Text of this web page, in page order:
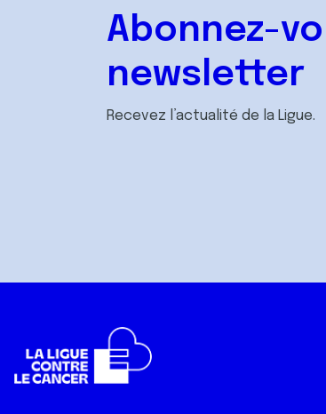
Abonnez-
newsletter
Recevez l’actualité de la Ligue.